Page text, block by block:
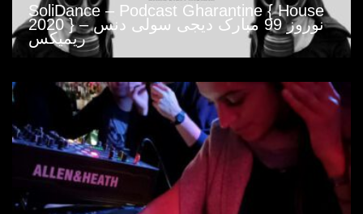
SoliDance – Podcast Gharantine { House
2020 } – نوروز 99 مبارک دیجی سولی دنس
ریمیکس